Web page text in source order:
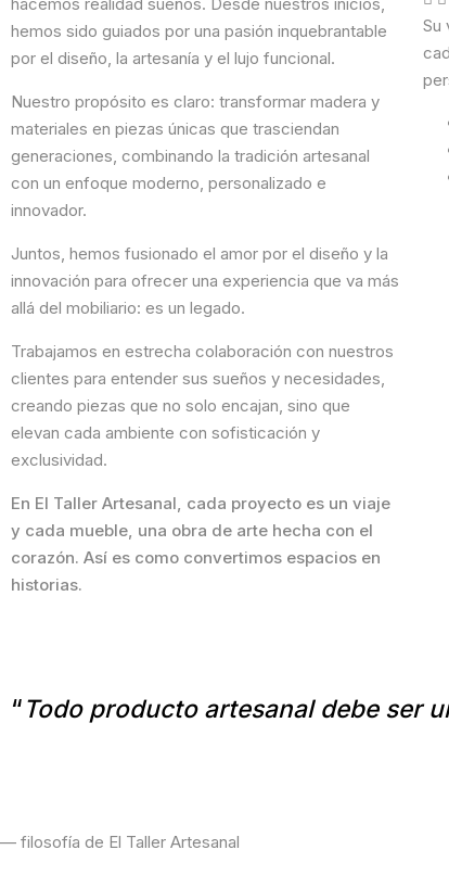
hemos sido guiados por una pasión inquebrantable
por el diseño, la artesanía y el lujo funcional.
Nuestro propósito es claro: transformar madera y
materiales en piezas únicas que trasciendan
generaciones, combinando la tradición artesanal
con un enfoque moderno, personalizado e
innovador.
Juntos, hemos fusionado el amor por el diseño y la
innovación para ofrecer una experiencia que va más
allá del mobiliario: es un legado.
Trabajamos en estrecha colaboración con nuestros
clientes para entender sus sueños y necesidades,
creando piezas que no solo encajan, sino que
elevan cada ambiente con sofisticación y
exclusividad.
En El Taller Artesanal, cada proyecto es un viaje
y cada mueble, una obra de arte hecha con el
corazón. Así es como convertimos espacios en
historias.
Su
“Todo producto artesanal debe ser
— filosofía de El Taller Artesanal